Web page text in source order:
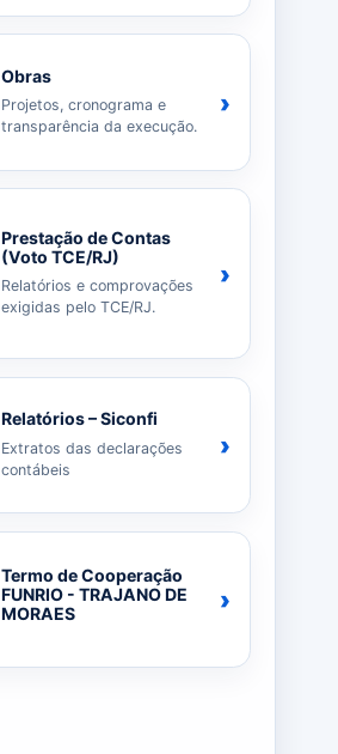
Obras
Projetos, cronograma e
transparência da execução.
›
Prestação de Contas
(Voto TCE/RJ)
Relatórios e comprovações
exigidas pelo TCE/RJ.
›
Relatórios – Siconfi
Extratos das declarações
contábeis
›
Termo de Cooperação
FUNRIO - TRAJANO DE
MORAES
›